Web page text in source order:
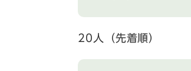
20人（先着順）